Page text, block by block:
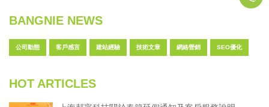
BANGNIE NEWS
公司動態 客戶感言 建站經驗 技術文章 網絡營銷 SEO優化
HOT ARTICLES